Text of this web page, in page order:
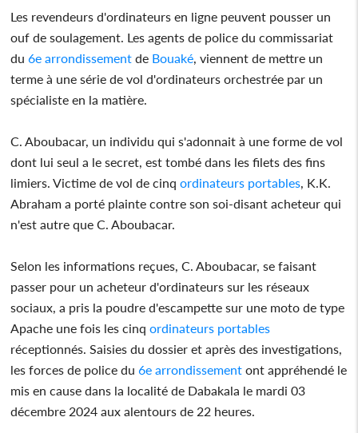
Les revendeurs d'ordinateurs en ligne peuvent pousser un
ouf de soulagement. Les agents de police du commissariat
du 6e arrondissement de Bouaké , viennent de mettre un
terme à une série de vol d'ordinateurs orchestrée par un
spécialiste en la matière.
C. Aboubacar, un individu qui s'adonnait à une forme de vol
dont lui seul a le secret, est tombé dans les filets des fins
limiers. Victime de vol de cinq ordinateurs portables , K.K.
Abraham a porté plainte contre son soi-disant acheteur qui
n'est autre que C. Aboubacar.
Selon les informations reçues, C. Aboubacar, se faisant
passer pour un acheteur d'ordinateurs sur les réseaux
sociaux, a pris la poudre d'escampette sur une moto de type
Apache une fois les cinq ordinateurs portables
réceptionnés. Saisies du dossier et après des investigations,
les forces de police du 6e arrondissement ont appréhendé le
mis en cause dans la localité de Dabakala le mardi 03
décembre 2024 aux alentours de 22 heures.